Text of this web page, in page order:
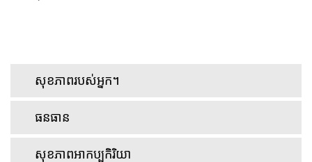
សុខភាពរបស់អ្នក។
ធនធាន
សុខភាពអាកប្បកិរិយា